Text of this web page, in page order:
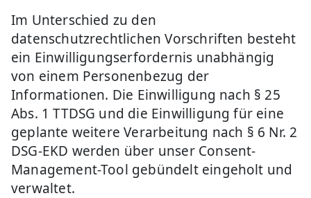
Im Unterschied zu den
datenschutzrechtlichen Vorschriften besteht
ein Einwilligungserfordernis unabhängig
von einem Personenbezug der
Informationen. Die Einwilligung nach § 25
Abs. 1 TTDSG und die Einwilligung für eine
geplante weitere Verarbeitung nach § 6 Nr. 2
DSG-EKD werden über unser Consent-
Management-Tool gebündelt eingeholt und
verwaltet.